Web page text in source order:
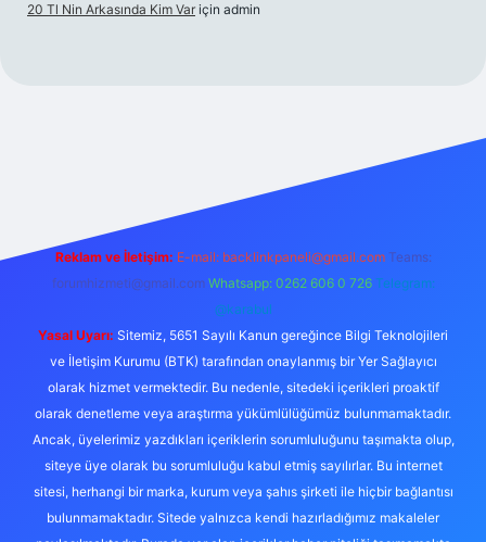
20 Tl Nin Arkasında Kim Var için admin
Reklam ve İletişim: E-mail: backlinkpaneli@gmail.com Teams:
forumhizmeti@gmail.com Whatsapp: 0262 606 0 726 Telegram:
@karabul
Yasal Uyarı: Sitemiz, 5651 Sayılı Kanun gereğince Bilgi Teknolojileri
ve İletişim Kurumu (BTK) tarafından onaylanmış bir Yer Sağlayıcı
olarak hizmet vermektedir. Bu nedenle, sitedeki içerikleri proaktif
olarak denetleme veya araştırma yükümlülüğümüz bulunmamaktadır.
Ancak, üyelerimiz yazdıkları içeriklerin sorumluluğunu taşımakta olup,
siteye üye olarak bu sorumluluğu kabul etmiş sayılırlar. Bu internet
sitesi, herhangi bir marka, kurum veya şahıs şirketi ile hiçbir bağlantısı
bulunmamaktadır. Sitede yalnızca kendi hazırladığımız makaleler